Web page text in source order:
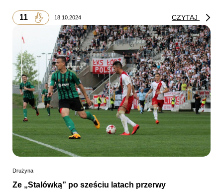
11 18.10.2024 CZYTAJ
Drużyna
Ze „Stalówką” po sześciu latach przerwy